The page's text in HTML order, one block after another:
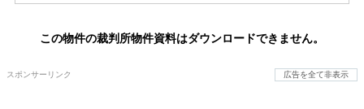
この物件の裁判所物件資料はダウンロードできません。
スポンサーリンク 広告を全て非表示